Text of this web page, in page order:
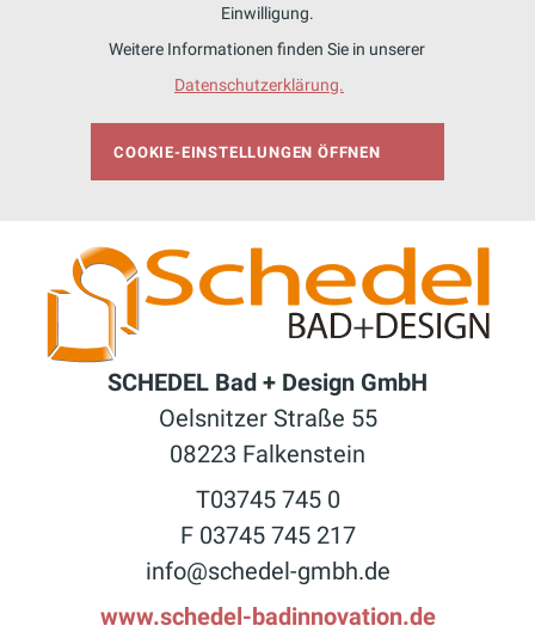
Einwilligung.
Weitere Informationen finden Sie in unserer
Datenschutzerklärung.
COOKIE-EINSTELLUNGEN ÖFFNEN
SCHEDEL Bad + Design GmbH
Oelsnitzer Straße 55
08223 Falkenstein
T03745 745 0
F 03745 745 217
info@schedel-gmbh.de
www.schedel-badinnovation.de